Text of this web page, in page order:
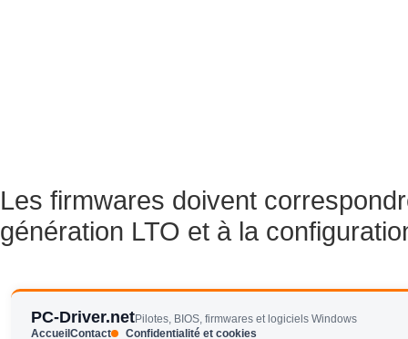
Les firmwares doivent
génération LTO et à la
PC-Driver.netPilotes, BIOS, firmwares et logiciels Windows
AccueilContact Confidentialité et cookies